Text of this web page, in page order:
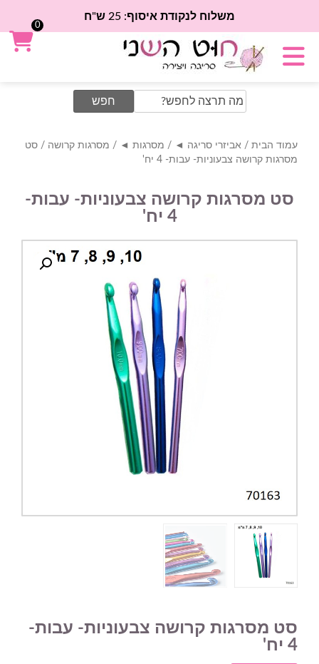
משלוח לנקודת איסוף: 25 ש"ח
Search
for:
עמוד הבית / אביזרי סריגה ◄ / מסרגות ◄ / מסרגות קרושה / סט
מסרגות קרושה צבעוניות- עבות- 4 יח'
סט מסרגות קרושה צבעוניות- עבות-
4 יח'
סט מסרגות קרושה צבעוניות- עבות-
4 יח'
0